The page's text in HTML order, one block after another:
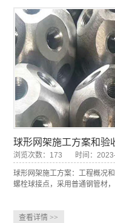
球形网架施工方案和验
浏览次数：173 时间：
球形网架施工方案：工程概况
螺栓球接点，采用普通钢管材
查看详情 >>